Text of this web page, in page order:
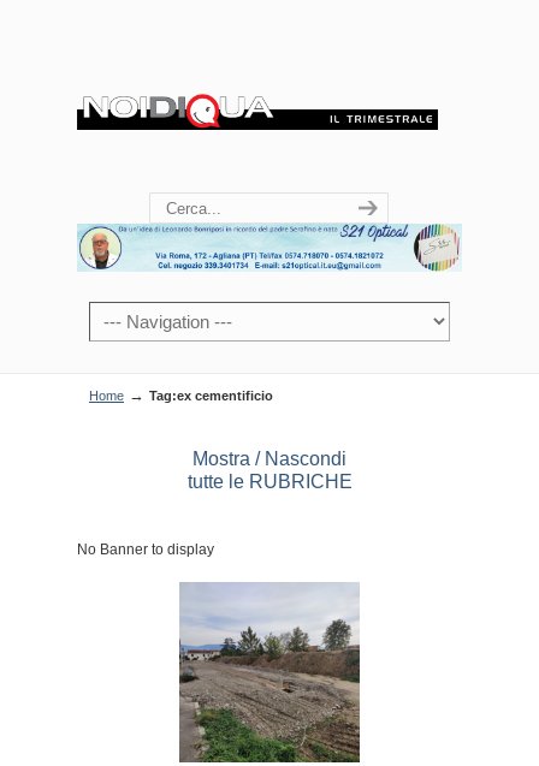
Home → Tag:ex cementificio
Mostra / Nascondi
tutte le RUBRICHE
No Banner to display